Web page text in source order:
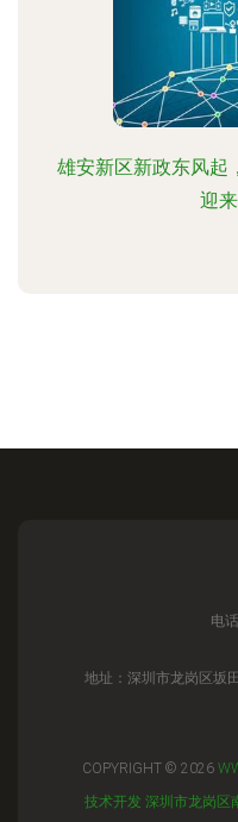
雄安新区新政东风起
迎
电
地址：深圳市龙岗区坂
COPYRIGHT © 2026
技术开发 深圳市龙岗区